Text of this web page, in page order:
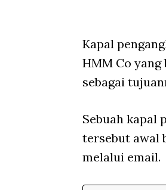
Kapal
HMM Co yang
sebagai
Sebuah kapal
tersebut awal
melalui email.